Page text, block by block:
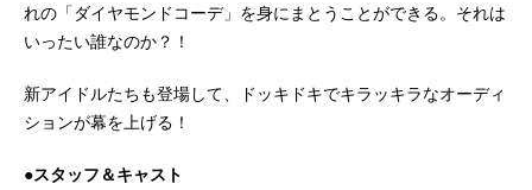
れの「ダイヤモンドコーデ」を身にまとうことができる。それは
いったい誰なのか？！
新アイドルたちも登場して、ドッキドキでキラッキラなオーディ
ションが幕を上げる！
●スタッフ＆キャスト